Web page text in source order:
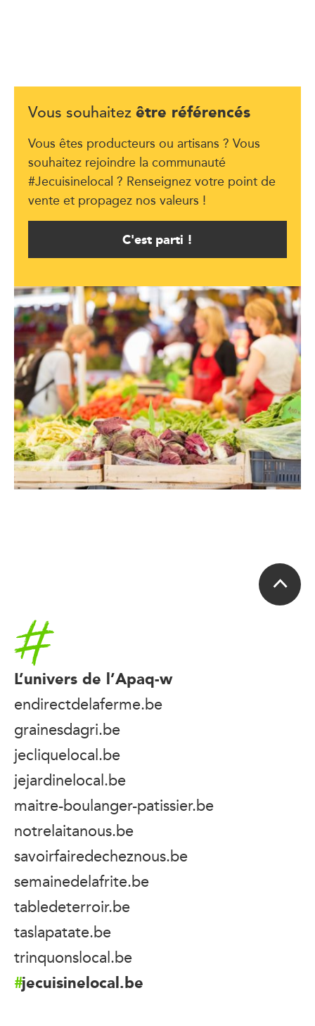
Vous souhaitez être référencés
Vous êtes producteurs ou artisans ? Vous
souhaitez rejoindre la communauté
#Jecuisinelocal ? Renseignez votre point de
vente et propagez nos valeurs !
C'est parti !
Accueil
L’univers de l’Apaq-w
endirectdelaferme.be
grainesdagri.be
jecliquelocal.be
jejardinelocal.be
maitre-boulanger-patissier.be
notrelaitanous.be
savoirfairedecheznous.be
semainedelafrite.be
tabledeterroir.be
taslapatate.be
trinquonslocal.be
jecuisinelocal.be